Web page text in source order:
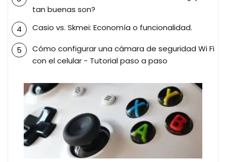
tan buenas son?
Casio vs. Skmei: Economía o funcionalidad.
Cómo configurar una cámara de seguridad Wi Fi
con el celular - Tutorial paso a paso